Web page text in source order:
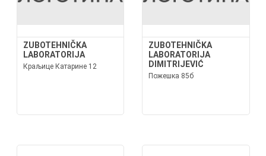
ZUBOTEHNIČKA
LABORATORIJA
Краљице Катарине 12
ZUBOTEHNIČKA
LABORATORIJA
DIMITRIJEVIĆ
Пожешка 85б